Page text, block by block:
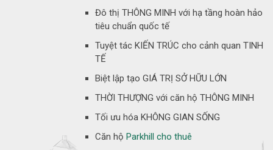
Đô thị THÔNG MINH với hạ tầng hoàn hảo
tiêu chuẩn quốc tế
Tuyệt tác KIẾN TRÚC cho cảnh quan TINH
TẾ
Biệt lập tạo GIÁ TRỊ SỞ HỮU LỚN
THỜI THƯỢNG với căn hộ THÔNG MINH
Tối ưu hóa KHÔNG GIAN SỐNG
Căn hộ Parkhill cho thuê